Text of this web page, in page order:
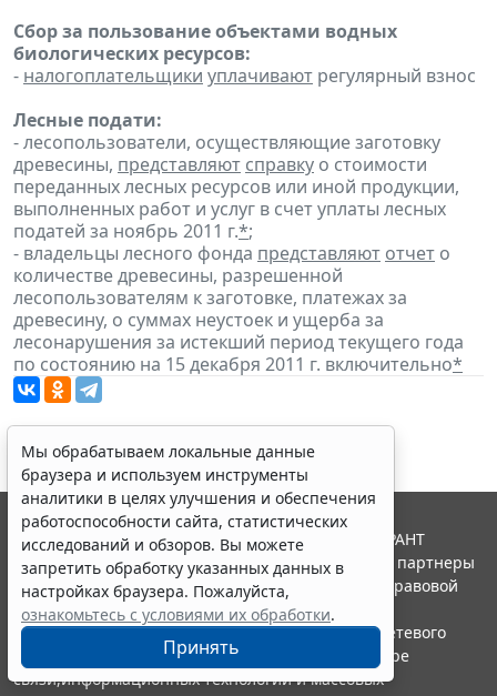
Сбор за пользование объектами водных
биологических ресурсов:
- налогоплательщики уплачивают регулярный взнос
Лесные подати:
- лесопользователи, осуществляющие заготовку
древесины, представляют справку о стоимости
переданных лесных ресурсов или иной продукции,
выполненных работ и услуг в счет уплаты лесных
податей за ноябрь 2011 г.*;
- владельцы лесного фонда представляют отчет о
количестве древесины, разрешенной
лесопользователям к заготовке, платежах за
древесину, о суммах неустоек и ущерба за
лесонарушения за истекший период текущего года
по состоянию на 15 декабря 2011 г. включительно*
Мы обрабатываем локальные данные
браузера и используем инструменты
аналитики в целях улучшения и обеспечения
работоспособности сайта, статистических
исследований и обзоров. Вы можете
запретить обработку указанных данных в
настройках браузера. Пожалуйста,
ознакомьтесь с условиями их обработки.
Принять
© ООО "НПП "ГАРАНТ-СЕРВИС", 2026. Система ГАРАНТ
выпускается с 1990 года. Компания "Гарант" и ее партнеры
являются участниками Российской ассоциации правовой
информации ГАРАНТ.
Портал ГАРАНТ.РУ зарегистрирован в качестве сетевого
издания Федеральной службой по надзору в сфере
связи,информационных технологий и массовых